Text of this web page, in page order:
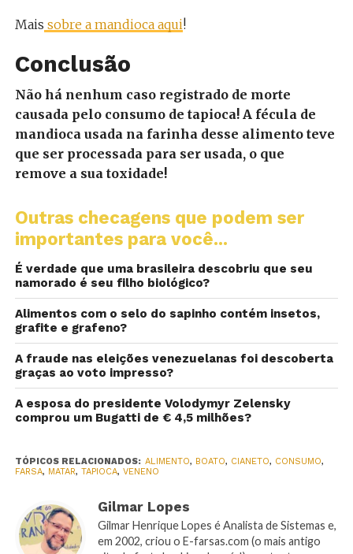
Mais sobre a mandioca aqui!
Conclusão
Não há nenhum caso registrado de morte
causada pelo consumo de tapioca! A fécula de
mandioca usada na farinha desse alimento teve
que ser processada para ser usada, o que
remove a sua toxidade!
Outras checagens que podem ser
importantes para você...
É verdade que uma brasileira descobriu que seu
namorado é seu filho biológico?
Alimentos com o selo do sapinho contém insetos,
grafite e grafeno?
A fraude nas eleições venezuelanas foi descoberta
graças ao voto impresso?
A esposa do presidente Volodymyr Zelensky
comprou um Bugatti de € 4,5 milhões?
TÓPICOS RELACIONADOS: ALIMENTO, BOATO, CIANETO, CONSUMO,
FARSA, MATAR, TAPIOCA, VENENO
Gilmar Lopes
Gilmar Henrique Lopes é Analista de Sistemas e,
em 2002, criou o E-farsas.com (o mais antigo